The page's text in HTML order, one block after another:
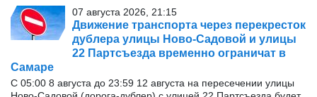
07 августа 2026, 21:15
Движение транспорта через перекресток
дублера улицы Ново-Садовой и улицы
22 Партсъезда временно ограничат в
Самаре
С 05:00 8 августа до 23:59 12 августа на пересечении улицы